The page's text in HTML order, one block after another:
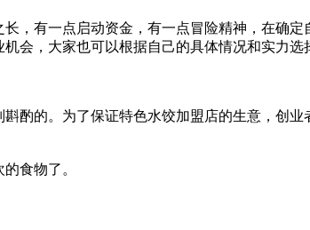
，有一点启动资金，有一点冒险精神，在确
会，大家也可以根据自己的具体情况和实力选
的。为了保证特色水饺加盟店的生意，创业
食物了。